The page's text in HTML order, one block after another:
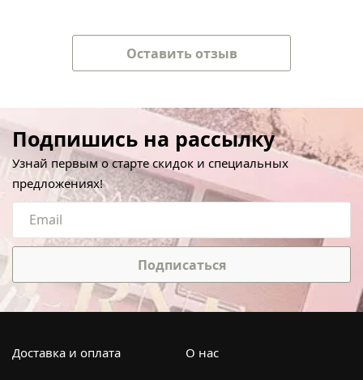
Оставить отзыв
Подпишись на рассылку
Узнай первым о старте скидок и специальных
предложениях!
Подписаться
Доставка и оплата О нас